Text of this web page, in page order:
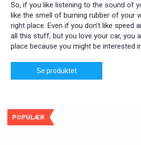
So, if you like listening to the sound of
like the smell of burning rubber of your
right place. Even if you don’t like speed
all this stuff, but you love your car, you
place because you might be interested
Se produktet
POPULÆR